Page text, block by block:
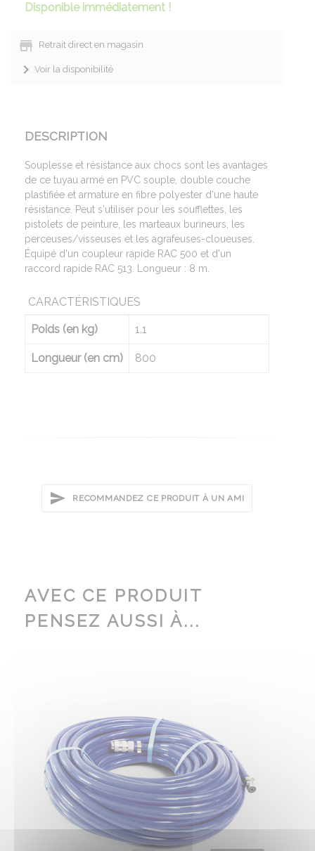
Disponible immédiatement !
Retrait direct en magasin
Voir la disponibilité
DESCRIPTION
Souplesse et résistance aux chocs sont les avantages
de ce tuyau armé en PVC souple, double couche
plastifiée et armature en fibre polyester d'une haute
résistance. Peut s'utiliser pour les soufflettes, les
pistolets de peinture, les marteaux burineurs, les
perceuses/visseuses et les agrafeuses-cloueuses.
Équipé d'un coupleur rapide RAC 500 et d'un
raccord rapide RAC 513. Longueur : 8 m.
CARACTÉRISTIQUES
Poids (en kg) 1.1
Longueur (en cm) 800
RECOMMANDEZ CE PRODUIT À UN AMI
AVEC CE PRODUIT
PENSEZ AUSSI À...